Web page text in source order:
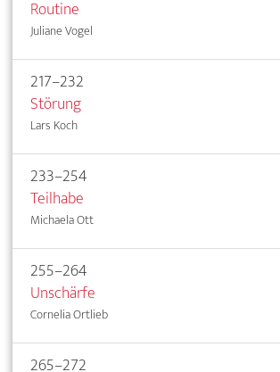
Routine
Juliane Vogel
217–232
Störung
Lars Koch
233–254
Teilhabe
Michaela Ott
255–264
Unschärfe
Cornelia Ortlieb
265–272